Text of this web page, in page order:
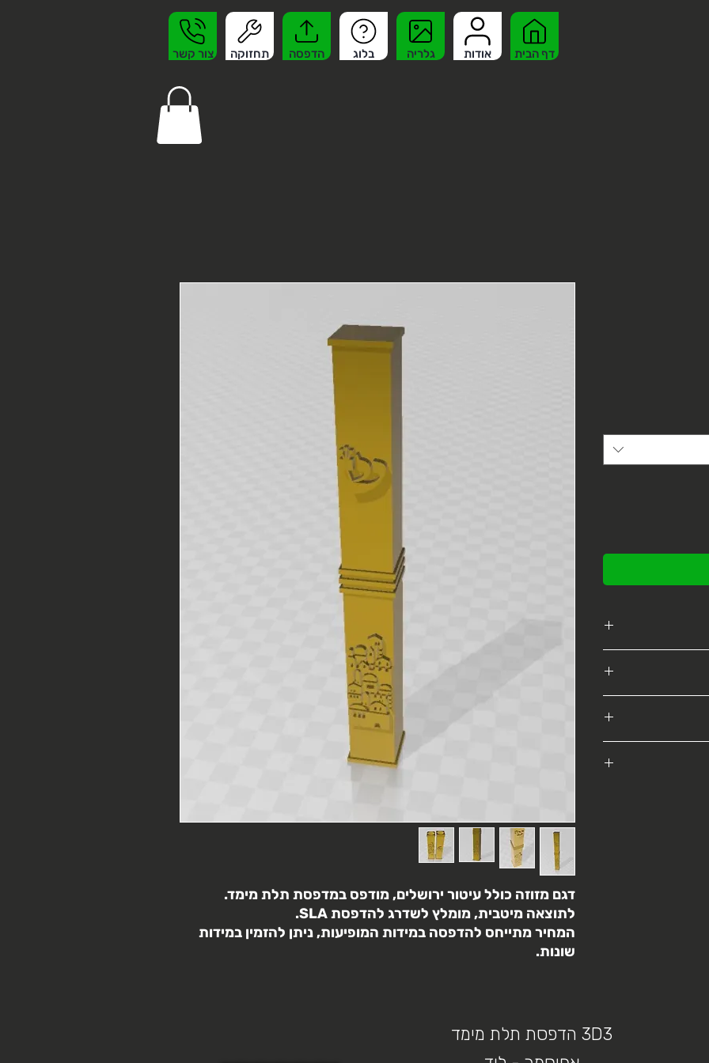
צור קשר תחזוקה הדפסה בלוג גלריה אודות דף הבית
דגם מזוזה כולל עיטור ירושלים, מודפס במדפסת תלת מימד.
לתוצאה מיטבית, מומלץ לשדרג להדפסת SLA.
המחיר מתייחס להדפסה במידות המופיעות, ניתן להזמין במידות
שונות.
הלקוח
3D3 הדפסת תלת מימד